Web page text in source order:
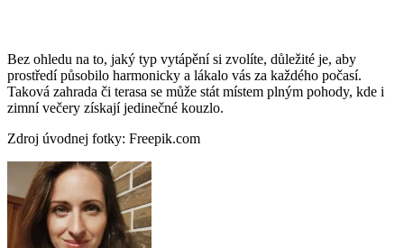
Bez ohledu na to, jaký typ vytápění si zvolíte, důležité je, aby
prostředí působilo harmonicky a lákalo vás za každého počasí.
Taková zahrada či terasa se může stát místem plným pohody, kde i
zimní večery získají jedinečné kouzlo.
Zdroj úvodnej fotky: Freepik.com